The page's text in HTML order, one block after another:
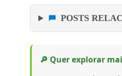
POSTS
🔎 Quer explorar